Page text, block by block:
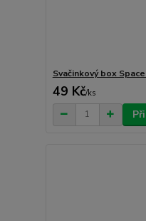
Svačinkový box
49 Kč/ks